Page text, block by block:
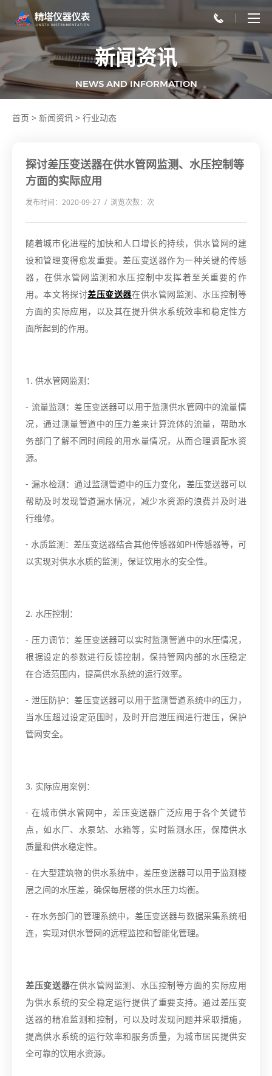
新闻资讯
NEWS AND INFORMATION
首页 > 新闻资讯 > 行业动态
探讨差压变送器在供水管网监测、水压控制等
方面的实际应用
发布时间：2020-09-27 / 浏览次数： 次
随着城市化进程的加快和人口增长的持续，供水管网的建
设和管理变得愈发重要。差压变送器作为一种关键的传感
器，在供水管网监测和水压控制中发挥着至关重要的作
用。本文将探讨差压变送器在供水管网监测、水压控制等
方面的实际应用，以及其在提升供水系统效率和稳定性方
面所起到的作用。
1. 供水管网监测：
- 流量监测：差压变送器可以用于监测供水管网中的流量情
况，通过测量管道中的压力差来计算流体的流量，帮助水
务部门了解不同时间段的用水量情况，从而合理调配水资
源。
- 漏水检测：通过监测管道中的压力变化，差压变送器可以
帮助及时发现管道漏水情况，减少水资源的浪费并及时进
行维修。
- 水质监测：差压变送器结合其他传感器如PH传感器等，可
以实现对供水水质的监测，保证饮用水的安全性。
2. 水压控制：
- 压力调节：差压变送器可以实时监测管道中的水压情况，
根据设定的参数进行反馈控制，保持管网内部的水压稳定
在合适范围内，提高供水系统的运行效率。
- 泄压防护：差压变送器可以用于监测管道系统中的压力，
当水压超过设定范围时，及时开启泄压阀进行泄压，保护
管网安全。
3. 实际应用案例：
- 在城市供水管网中，差压变送器广泛应用于各个关键节
点，如水厂、水泵站、水箱等，实时监测水压，保障供水
质量和供水稳定性。
- 在大型建筑物的供水系统中，差压变送器可以用于监测楼
层之间的水压差，确保每层楼的供水压力均衡。
- 在水务部门的管理系统中，差压变送器与数据采集系统相
连，实现对供水管网的远程监控和智能化管理。
差压变送器在供水管网监测、水压控制等方面的实际应用
为供水系统的安全稳定运行提供了重要支持。通过差压变
送器的精准监测和控制，可以及时发现问题并采取措施，
提高供水系统的运行效率和服务质量，为城市居民提供安
全可靠的饮用水资源。